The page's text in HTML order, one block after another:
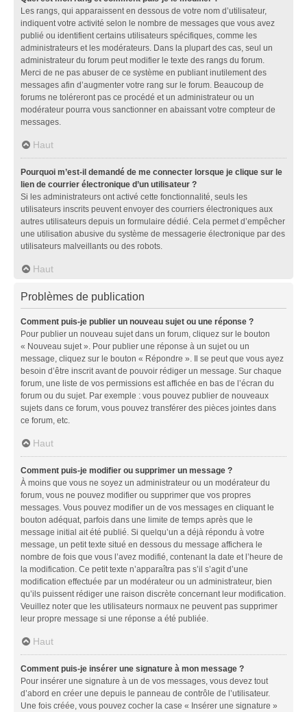
Les rangs, qui apparaissent en dessous de votre nom d’utilisateur,
indiquent votre activité selon le nombre de messages que vous avez
publié ou identifient certains utilisateurs spécifiques, comme les
administrateurs et les modérateurs. Dans la plupart des cas, seul un
administrateur du forum peut modifier le texte des rangs du forum.
Merci de ne pas abuser de ce système en publiant inutilement des
messages afin d’augmenter votre rang sur le forum. Beaucoup de
forums ne toléreront pas ce procédé et un administrateur ou un
modérateur pourra vous sanctionner en abaissant votre compteur de
messages.
Haut
Pourquoi m’est-il demandé de me connecter lorsque je clique sur le
lien de courrier électronique d’un utilisateur ?
Si les administrateurs ont activé cette fonctionnalité, seuls les
utilisateurs inscrits peuvent envoyer des courriers électroniques aux
autres utilisateurs depuis un formulaire dédié. Cela permet d’empêcher
une utilisation abusive du système de messagerie électronique par des
utilisateurs malveillants ou des robots.
Haut
Problèmes de publication
Comment puis-je publier un nouveau sujet ou une réponse ?
Pour publier un nouveau sujet dans un forum, cliquez sur le bouton
« Nouveau sujet ». Pour publier une réponse à un sujet ou un
message, cliquez sur le bouton « Répondre ». Il se peut que vous ayez
besoin d’être inscrit avant de pouvoir rédiger un message. Sur chaque
forum, une liste de vos permissions est affichée en bas de l’écran du
forum ou du sujet. Par exemple : vous pouvez publier de nouveaux
sujets dans ce forum, vous pouvez transférer des pièces jointes dans
ce forum, etc.
Haut
Comment puis-je modifier ou supprimer un message ?
À moins que vous ne soyez un administrateur ou un modérateur du
forum, vous ne pouvez modifier ou supprimer que vos propres
messages. Vous pouvez modifier un de vos messages en cliquant le
bouton adéquat, parfois dans une limite de temps après que le
message initial ait été publié. Si quelqu’un a déjà répondu à votre
message, un petit texte situé en dessous du message affichera le
nombre de fois que vous l’avez modifié, contenant la date et l’heure de
la modification. Ce petit texte n’apparaîtra pas s’il s’agit d’une
modification effectuée par un modérateur ou un administrateur, bien
qu’ils puissent rédiger une raison discrète concernant leur modification.
Veuillez noter que les utilisateurs normaux ne peuvent pas supprimer
leur propre message si une réponse a été publiée.
Haut
Comment puis-je insérer une signature à mon message ?
Pour insérer une signature à un de vos messages, vous devez tout
d’abord en créer une depuis le panneau de contrôle de l’utilisateur.
Une fois créée, vous pouvez cocher la case « Insérer une signature »